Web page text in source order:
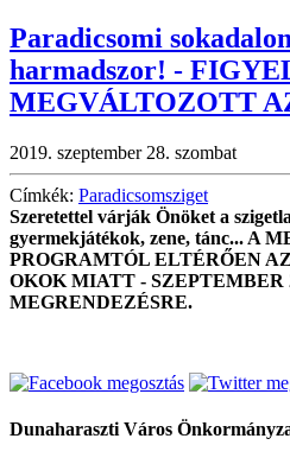
Paradicsomi
harmadszor! -
MEGVÁLTOZOTT
2019. szeptember 28. szombat
Címkék: Paradicsomsziget
Szeretettel várják Önöket a
gyermekjátékok, zene, tánc... A
PROGRAMTÓL ELTÉRŐEN
OKOK MIATT - SZEPTEMBER
MEGRENDEZÉSRE.
Dunaharaszti Város